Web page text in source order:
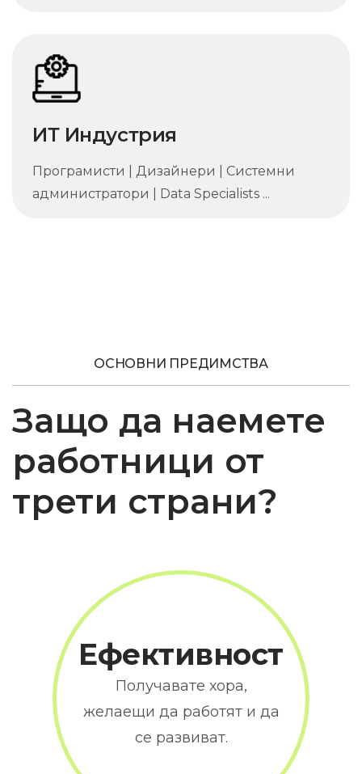
ИТ Индустрия
Програмисти | Дизайнери | Системни
администратори | Data Specialists ...
ОСНОВНИ ПРЕДИМСТВА
Защо да наемете
работници от
трети страни?
Ефективност
Получавате хора,
желаещи да работят и да
се развиват.